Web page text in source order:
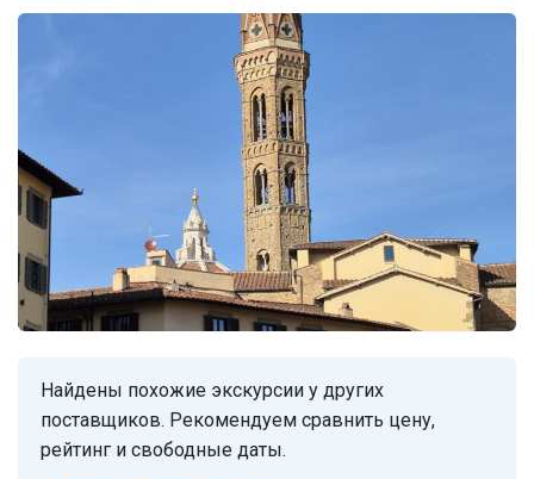
Найдены похожие экскурсии у других
поставщиков. Рекомендуем сравнить цену,
рейтинг и свободные даты.